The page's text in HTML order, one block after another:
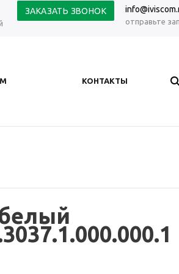
ЗАКАЗАТЬ ЗВОНОК
отправьте
КОНТАКТЫ